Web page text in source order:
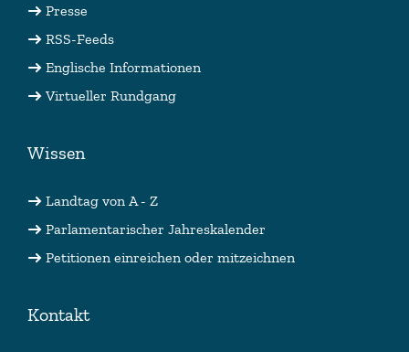
Presse
RSS-Feeds
Englische Informationen
Virtueller Rundgang
Wissen
Landtag von A - Z
Parlamentarischer Jahreskalender
Petitionen einreichen oder mitzeichnen
Kontakt